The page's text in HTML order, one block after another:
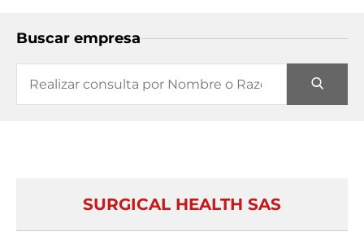
Buscar empresa
SURGICAL HEALTH SAS